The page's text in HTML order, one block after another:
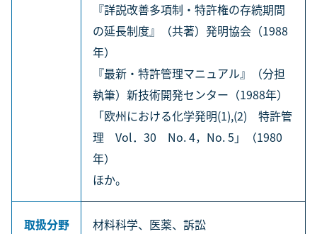
『詳説改善多項制・特許権の存続期間
の延長制度』（共著）発明協会（1988
年）
『最新・特許管理マニュアル』（分担
執筆）新技術開発センター（1988年）
「欧州における化学発明(1),(2) 特許管
理 Vol．30 No. 4，No. 5」（1980
年）
ほか。
取扱分野 材料科学、医薬、訴訟